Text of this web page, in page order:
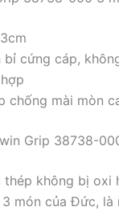
cứng cáp,
chống mài mòn
Grip 38738-
không bị oxi
món của Đức,